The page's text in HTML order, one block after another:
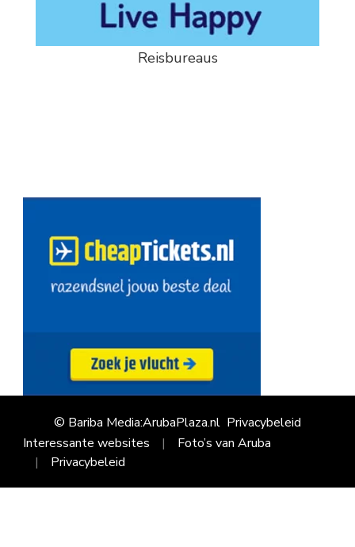
Reisbureaus
© Bariba Media:ArubaPlaza.nl Privacybeleid
Interessante websites
Foto’s van Aruba
Privacybeleid